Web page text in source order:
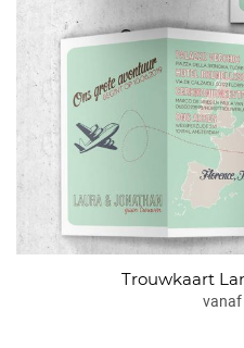
Trouwkaart
vanaf